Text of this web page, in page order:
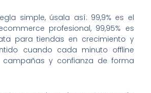
simple, úsala así: 99,9% es el
profesional, 99,95% es
para tiendas en crecimiento y
cuando cada minuto offline
campañas y confianza de forma